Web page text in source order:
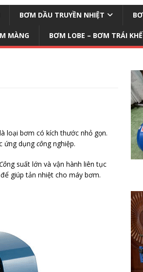
BƠM DẦU TRUYỀN NHIỆT
MÀNG BƠM LOBE – BƠM TRÁI KHẾ
loại bơm có kích thước nhỏ gọn.
ứng dụngcông nghiệp.
Công suất lớn và vận hành liên tục
giúp tản nhiệt cho máy bơm.